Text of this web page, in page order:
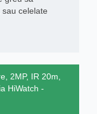
celelate
2MP, IR 20m,
HiWatch -